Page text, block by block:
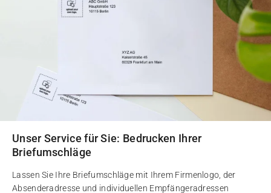
Unser Service für Sie: Bedrucken Ihrer
Briefumschläge
Lassen Sie Ihre Briefumschläge mit Ihrem Firmenlogo, der
Absenderadresse und individuellen Empfängeradressen